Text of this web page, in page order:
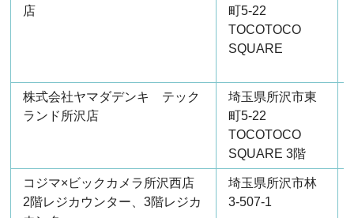
店
町5-22
TOCOTOCO
SQUARE
株式会社ヤマダデンキ テック
ランド所沢店
埼玉県所沢市東
町5-22
TOCOTOCO
SQUARE 3階
コジマ×ビックカメラ所沢西店
2階レジカウンター、3階レジカ
埼玉県所沢市林
3-507-1